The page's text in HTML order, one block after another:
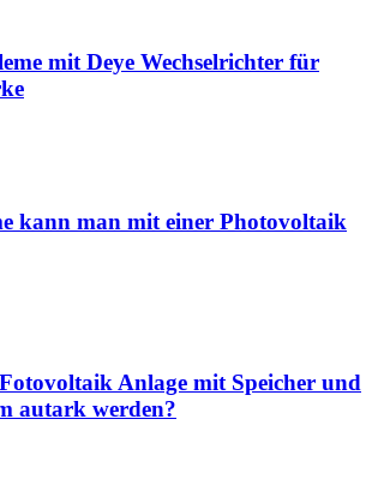
mit Deye Wechselrichter für
kann man mit einer Photovoltaik
Anlage mit Speicher und
autark werden?